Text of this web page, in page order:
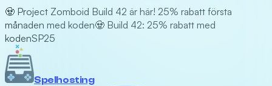
🧟 Project Zomboid Build 42 är här! 25% rabatt första
månaden med koden🧟 Build 42: 25% rabatt med
kodenSP25
Spelhosting